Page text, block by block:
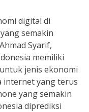
digital di
semakin
Syarif,
memiliki
jenis ekonomi
internet yang terus
yang semakin
diprediksi